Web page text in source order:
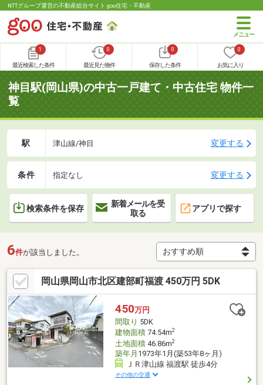
NTTグループ運営の不動産総合サイト goo住宅・不動産
1
最近検索した条件
0
最近見た物件
0
保存した条件
0
お気に入り
神目駅(岡山県)の中古一戸建て・中古住宅 物件一
覧
駅 津山線/神目 変更する
条件 指定なし 変更する
検索条件を保存
新着メールを受
取る
アプリで探す
6件が該当しました。
岡山県岡山市北区建部町福渡 450万円 5DK
450万円
間取り 5DK
建物面積74.54m2
土地面積46.86m2
築年月 1973年1月(築53年8ヶ月)
ＪＲ津山線 福渡駅 徒歩4分
その他の交通